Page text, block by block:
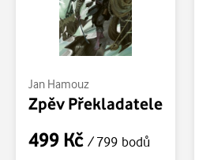
Jan Hamouz
Zpěv Překladatele
499 Kč / 799 bodů